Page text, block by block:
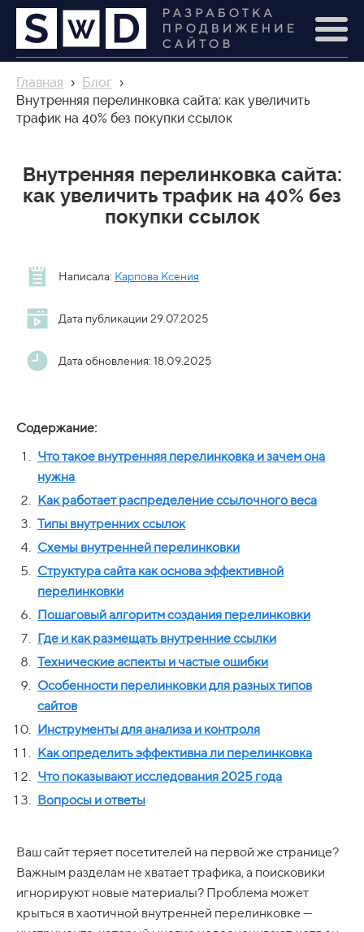
Главная › Блог ›
Внутренняя перелинковка сайта: как увеличить
трафик на 40% без покупки ссылок
Внутренняя перелинковка сайта:
как увеличить трафик на 40% без
покупки ссылок
Написала: Карпова Ксения
Дата публикации 29.07.2025
Дата обновления: 18.09.2025
Содержание:
Что такое внутренняя перелинковка и зачем она
нужна
Как работает распределение ссылочного веса
Типы внутренних ссылок
Схемы внутренней перелинковки
Структура сайта как основа эффективной
перелинковки
Пошаговый алгоритм создания перелинковки
Где и как размещать внутренние ссылки
Технические аспекты и частые ошибки
Особенности перелинковки для разных типов
сайтов
Инструменты для анализа и контроля
Как определить эффективна ли перелинковка
Что показывают исследования 2025 года
Вопросы и ответы
Ваш сайт теряет посетителей на первой же странице?
Важным разделам не хватает трафика, а поисковики
игнорируют новые материалы? Проблема может
крыться в хаотичной внутренней перелинковке —